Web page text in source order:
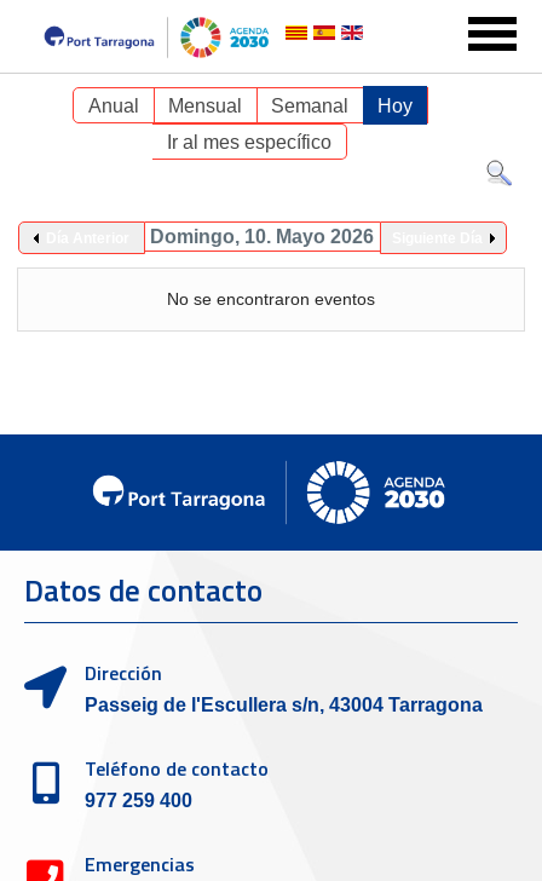
Anual Mensual Semanal
Hoy
Ir al mes específico
Domingo, 10. Mayo 2026
No se encontraron eventos
Datos de contacto
Dirección
Passeig de l'Escullera s/n, 43004 Tarragona
Teléfono de contacto
977 259 400
Emergencias